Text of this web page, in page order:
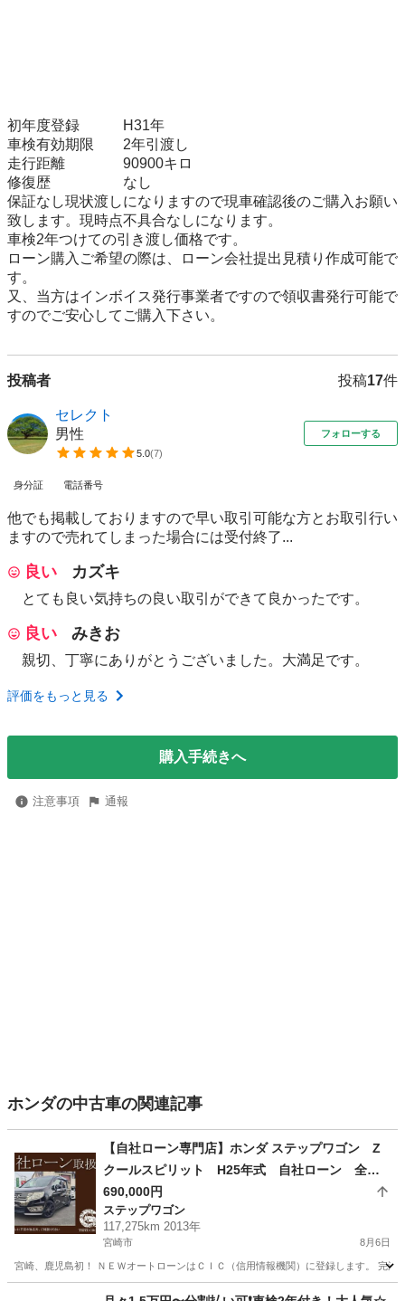
初年度登録　　　H31年
車検有効期限　　2年引渡し
走行距離　　　　90900キロ
修復歴　　　　　なし
保証なし現状渡しになりますので現車確認後のご購入お願い
致します。現時点不具合なしになります。
車検2年つけての引き渡し価格です。
ローン購入ご希望の際は、ローン会社提出見積り作成可能で
す。
又、当方はインボイス発行事業者ですので領収書発行可能で
投稿者 投稿17件
セレクト
男性
5.0(7)
フォローする
身分証 電話番号
他でも掲載しておりますので早い取引可能な方とお取引行い
ますので売れてしまった場合には受付終了...
良い カズキ
とても良い気持ちの良い取引ができて良かったです。
良い みきお
親切、丁寧にありがとうございました。大満足です。
評価をもっと見る
購入手続きへ
注意事項 通報
ホンダの中古車の関連記事
【自社ローン専門店】ホンダ ステップワゴン Z
クールスピリット H25年式 自社ローン 全国
対応 頭金不要 保証人不要 ８４回払い可 信
用情報回復型ローン利用可能
690,000円
ステップワゴン
117,275km 2013年
宮崎市 8月6日
宮崎、鹿児島初！ ＮＥＷオートローンはＣＩＣ（信用情報機関）に登録します。
ステップワゴン ローン